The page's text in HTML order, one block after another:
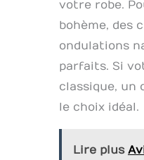
votre robe.
bohème, des
ondulations
parfaits. Si
classique, un
le choix idéal.
Lire plus